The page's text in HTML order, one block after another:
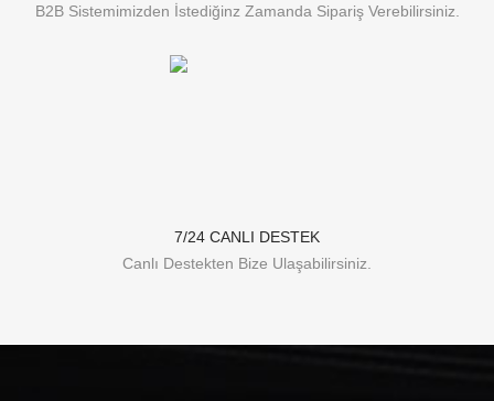
B2B Sistemimizden İstediğinz Zamanda Sipariş Verebilirsiniz.
7/24 CANLI DESTEK
Canlı Destekten Bize Ulaşabilirsiniz.